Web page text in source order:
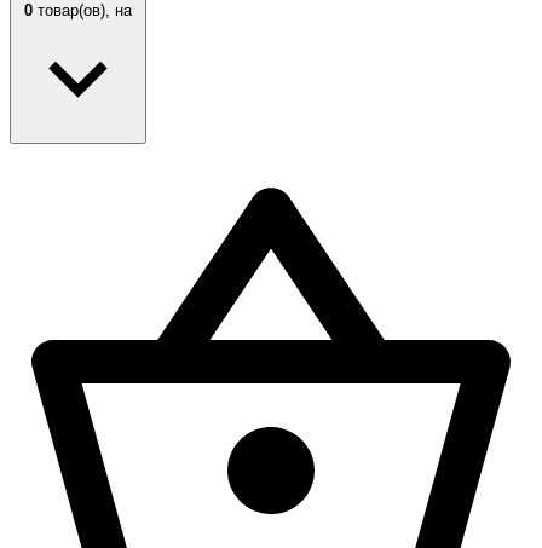
0 товар(ов), на